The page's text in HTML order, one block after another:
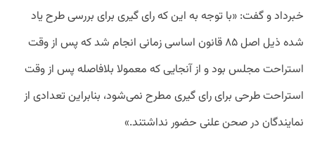
خبرداد و گفت: «با توجه به این که رای گیری برای بررسی طرح یاد
شده ذیل اصل ۸۵ قانون اساسی زمانی انجام شد که پس از وقت
استراحت مجلس بود و از آنجایی که معمولا بلافاصله پس از وقت
استراحت طرحی برای رای گیری مطرح نمی‌شود، بنابراین تعدادی از
نمایندگان در صحن علنی حضور نداشتند.»